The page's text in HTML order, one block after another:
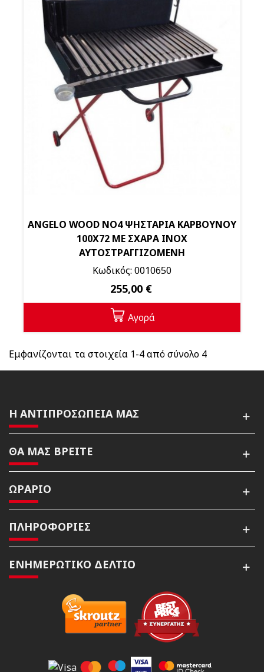
ANGELO WOOD NO4 ΨΗΣΤΑΡΙΑ ΚΑΡΒΟΥΝΟΥ
100Χ72 ΜΕ ΣΧΑΡΑ ΙΝΟΧ
ΑΥΤΟΣΤΡΑΓΓΙΖΟΜΕΝΗ
Κωδικός: 0010650
255,00 €
Αγορά
Εμφανίζονται τα στοιχεία 1-4 από σύνολο 4
Η ΑΝΤΙΠΡΟΣΩΠΕΙΑ ΜΑΣ
ΘΑ ΜΑΣ ΒΡΕΙΤΕ
ΩΡΑΡΙΟ
ΠΛΗΡΟΦΟΡΙΕΣ
ΕΝΗΜΕΡΩΤΙΚΌ ΔΕΛΤΊΟ